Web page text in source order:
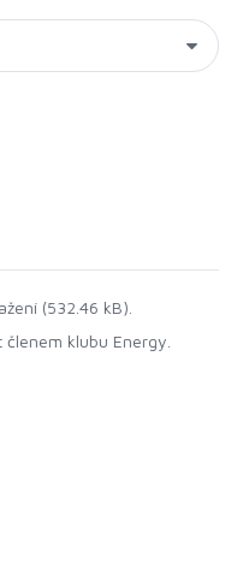
(532.46 kB).
členem klubu Energy.